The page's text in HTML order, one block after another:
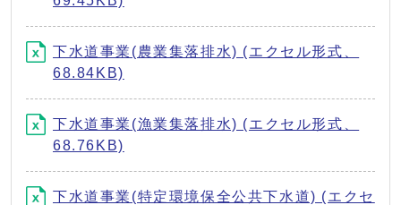
下水道事業(農業集落排水) (エクセル形式、
68.84KB)
下水道事業(漁業集落排水) (エクセル形式、
68.76KB)
下水道事業(特定環境保全公共下水道) (エクセ